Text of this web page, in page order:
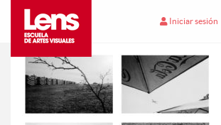
Iniciar sesión